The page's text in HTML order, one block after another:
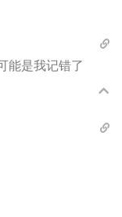
能是我记错了